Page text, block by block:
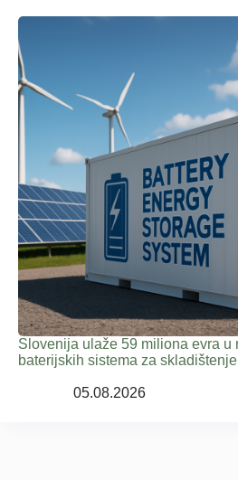
Slovenija ulaže 59 miliona evra u
baterijskih sistema za
05.08.2026